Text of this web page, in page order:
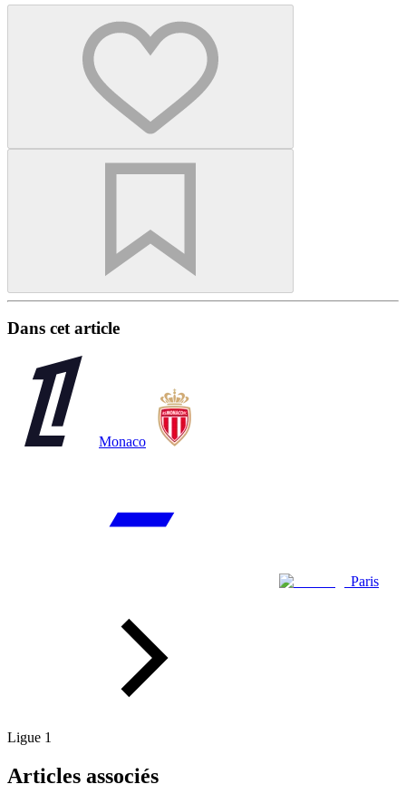
Dans cet article
Monaco
Paris
Ligue 1
Articles associés